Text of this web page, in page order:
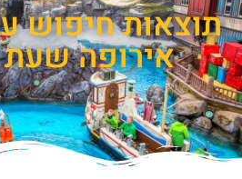
תוצאות חיפוש
אירופה